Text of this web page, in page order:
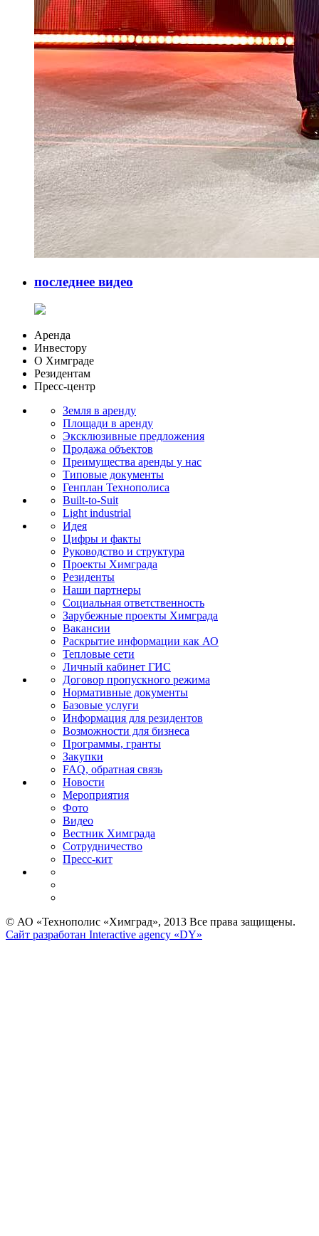
последнее видео
Аренда
Инвестору
О Химграде
Резидентам
Пресс-центр
Земля в аренду
Площади в аренду
Эксклюзивные предложения
Продажа объектов
Преимущества аренды у нас
Типовые документы
Генплан Технополиса
Built-to-Suit
Light industrial
Идея
Цифры и факты
Руководство и структура
Проекты Химграда
Резиденты
Наши партнеры
Социальная ответственность
Зарубежные проекты Химграда
Вакансии
Раскрытие информации как АО
Тепловые сети
Личный кабинет ГИС
Договор пропускного режима
Нормативные документы
Базовые услуги
Информация для резидентов
Возможности для бизнеса
Программы, гранты
Закупки
FAQ, обратная связь
Новости
Мероприятия
Фото
Видео
Вестник Химграда
Сотрудничество
Пресс-кит
© АО «Технополис «Химград», 2013 Все права защищены.
Сайт разработан Interactive agency «DY»